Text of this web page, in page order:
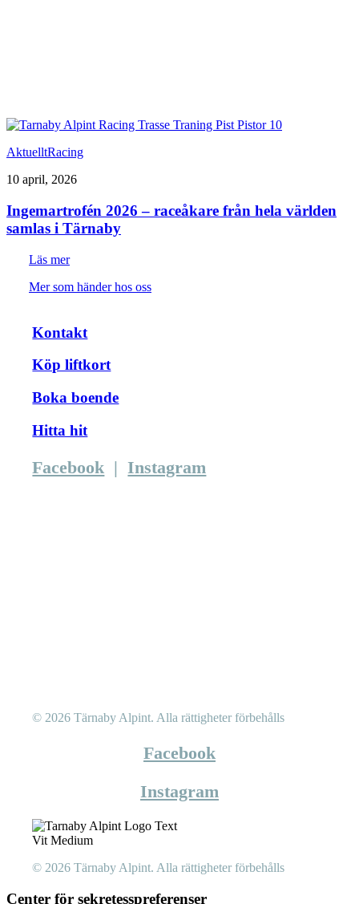
AktuelltRacing
10 april, 2026
Ingemartrofén 2026 – raceåkare från hela världen
samlas i Tärnaby
Läs mer
Mer som händer hos oss
Kontakt
Köp liftkort
Boka boende
Hitta hit
Facebook |Instagram
© 2026 Tärnaby Alpint. Alla rättigheter förbehålls
Facebook
Instagram
© 2026 Tärnaby Alpint.Alla rättigheter förbehålls
Center för sekretesspreferenser